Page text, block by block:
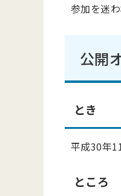
参加を迷
公開
とき
平成30年
ところ